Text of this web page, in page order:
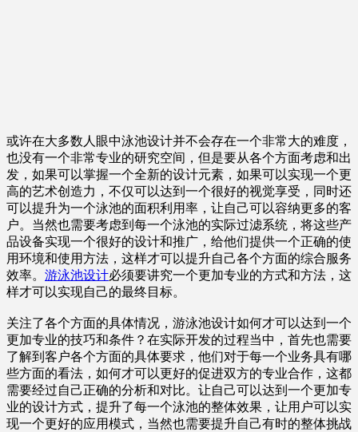
或许在大多数人眼中泳池设计并不会存在一个非常大的难度，
也没有一个非常专业的研究空间，但是要从各个方面考虑和出
发，如果可以掌握一个全新的设计元素，如果可以实现一个更
高的艺术创造力，不仅可以达到一个很好的视觉享受，同时还
可以提升为一个泳池的面积利用率，让自己可以容纳更多的客
户。当然也需要考虑到每一个泳池的实际过滤系统，将这些产
品设备实现一个很好的设计和推广，给他们提供一个正确的使
用环境和使用方法，这样才可以提升自己各个方面的综合服务
效率。 游泳池设计必须要讲究一个更加专业的方式和方法，这
样才可以实现自己的最终目标。
关注了各个方面的具体情况，游泳池设计如何才可以达到一个
更加专业的技巧和条件？在实际开发的过程当中，首先也需要
了解到客户各个方面的具体要求，他们对于每一个业务具有哪
些方面的看法，如何才可以更好的促进双方的专业合作，这都
需要经过自己正确的分析和对比。让自己可以达到一个更加专
业的设计方式，提升了每一个泳池的整体效果，让用户可以实
现一个更好的应用模式，当然也需要提升自己有时的整体挑战